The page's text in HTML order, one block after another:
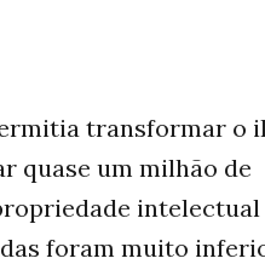
transformar o
quase um milhão de
intelectual
foram muito